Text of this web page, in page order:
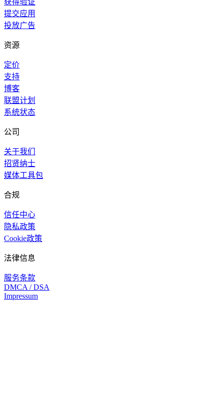
获得验证
提交应用
投放广告
资源
定价
支持
博客
联盟计划
系统状态
公司
关于我们
招贤纳士
媒体工具包
合规
信任中心
隐私政策
Cookie政策
法律信息
服务条款
DMCA / DSA
Impressum